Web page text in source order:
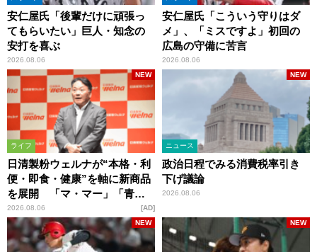
安仁屋氏「後輩だけに頑張っ
てもらいたい」巨人・知念の
安打を喜ぶ
2026.08.06
安仁屋氏「こういう守りはダ
メ」、「ミスですよ」初回の
広島の守備に苦言
2026.08.06
ライフ
日清製粉ウェルナが“本格・利
便・即食・健康”を軸に新商品
を展開 「マ・マー」「青の
洞窟」ブランドを強化
2026.08.06
NEW
AD
ニュース
政治日程でみる消費税率引き
下げ議論
2026.08.06
NEW
NEW NEW